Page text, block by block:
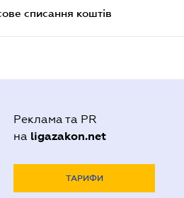
списання коштів
Реклама та PR
на ligazakon.net
ТАРИФИ